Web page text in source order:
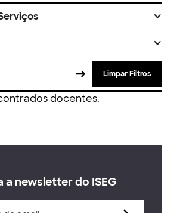
Limpar Filtros
docentes.
a newsletter do ISEG